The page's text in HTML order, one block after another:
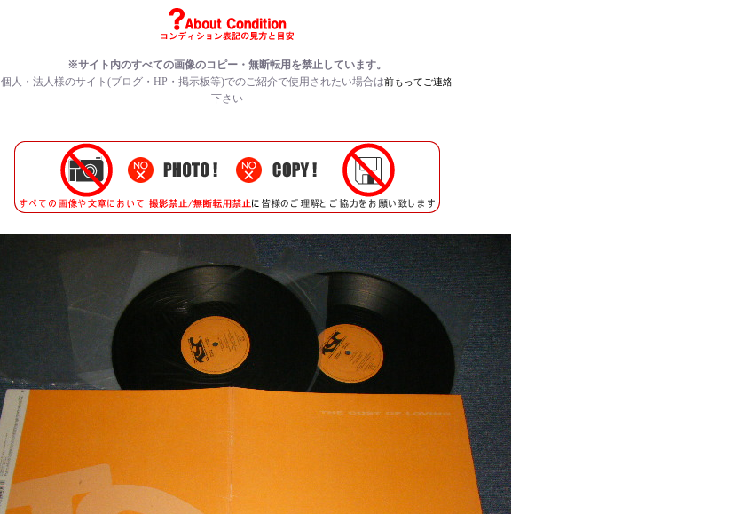
※サイト内のすべての画像のコピー・無断転用を禁止しています。
個人・法人様のサイト(ブログ・HP・掲示板等)でのご紹介で使用されたい場合は前もってご連絡
下さい